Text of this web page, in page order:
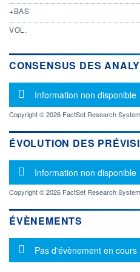
+BAS
VOL.
CONSENSUS DES
Message d'information
Information non disponible
Copyright © 2026 FactSet Research
ÉVOLUTION DES
Message d'information
Information non disponible
Copyright © 2026 FactSet Research
ÉVÈNEMENTS
Message d'information
Pas d'évènement en cours